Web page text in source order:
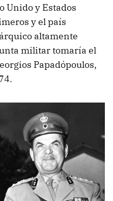
Unido y Estados
y el país
altamente
militar tomaría el
Papadópoulos,